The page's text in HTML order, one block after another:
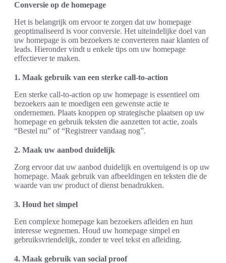
Conversie op de homepage
Het is belangrijk om ervoor te zorgen dat uw homepage
geoptimaliseerd is voor conversie. Het uiteindelijke doel van
uw homepage is om bezoekers te converteren naar klanten of
leads. Hieronder vindt u enkele tips om uw homepage
effectiever te maken.
1. Maak gebruik van een sterke call-to-action
Een sterke call-to-action op uw homepage is essentieel om
bezoekers aan te moedigen een gewenste actie te
ondernemen. Plaats knoppen op strategische plaatsen op uw
homepage en gebruik teksten die aanzetten tot actie, zoals
“Bestel nu” of “Registreer vandaag nog”.
2. Maak uw aanbod duidelijk
Zorg ervoor dat uw aanbod duidelijk en overtuigend is op uw
homepage. Maak gebruik van afbeeldingen en teksten die de
waarde van uw product of dienst benadrukken.
3. Houd het simpel
Een complexe homepage kan bezoekers afleiden en hun
interesse wegnemen. Houd uw homepage simpel en
gebruiksvriendelijk, zonder te veel tekst en afleiding.
4. Maak gebruik van social proof